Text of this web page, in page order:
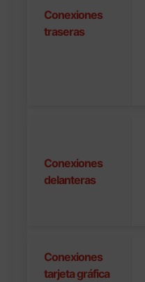
Conexiones
traseras
Conexiones
delanteras
Conexiones
tarjeta gráfica